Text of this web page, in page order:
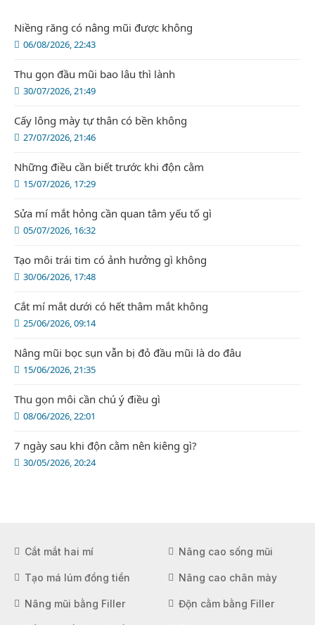
06/08/2026, 22:43
Niềng răng có nâng mũi được không
30/07/2026, 21:49
Thu gọn đầu mũi bao lâu thì lành
27/07/2026, 21:46
Cấy lông mày tự thân có bền không
15/07/2026, 17:29
Những điều cần biết trước khi độn cằm
05/07/2026, 16:32
Sửa mí mắt hỏng cần quan tâm yếu tố gì
30/06/2026, 17:48
Tạo môi trái tim có ảnh hưởng gì không
25/06/2026, 09:14
Cắt mí mắt dưới có hết thâm mắt không
15/06/2026, 21:35
Nâng mũi bọc sụn vẫn bị đỏ đầu mũi là do đâu
08/06/2026, 22:01
Thu gọn môi cần chú ý điều gì
30/05/2026, 20:24
7 ngày sau khi độn cằm nên kiêng gì?
Cắt mắt hai mí Nâng cao sống mũi
Tạo má lúm đồng tiền Nâng cao chân mày
Nâng mũi bằng Filler Độn cằm bằng Filler